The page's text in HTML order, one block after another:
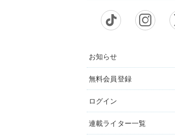
お知らせ
無料会員登録
ログイン
連載ライター一覧